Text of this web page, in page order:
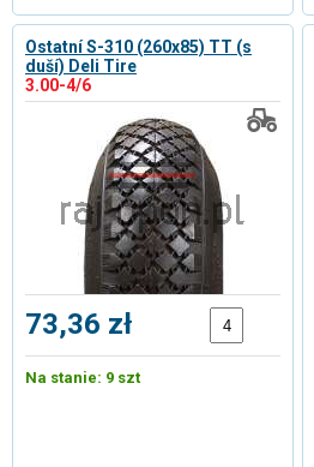
Ostatní S-310 (260x85) TT (s
duší) Deli Tire
3.00-4/6
73,36 zł
Na stanie: 9 szt